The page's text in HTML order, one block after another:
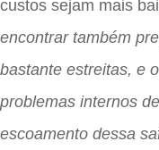
custos sejam mais
encontrar também
bastante estreitas, e
problemas internos
escoamento dessa